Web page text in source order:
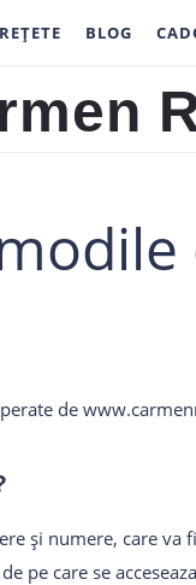
REȚETE BLOG
de
și numere, care va
pe care se